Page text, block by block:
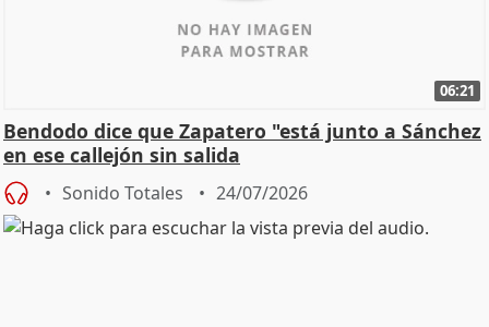
06:21
Bendodo dice que Zapatero "está junto a Sánchez
en ese callejón sin salida
Sonido Totales 24/07/2026